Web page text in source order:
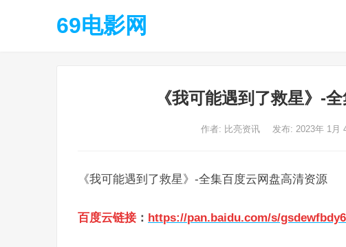
69电影网
《我可能遇到了救星》-
作者: 比亮资讯 发布: 2023年 1月
《我可能遇到了救星》-全集百度云网盘高清资源
百度云链接 ： https://pan.baidu.com/s/